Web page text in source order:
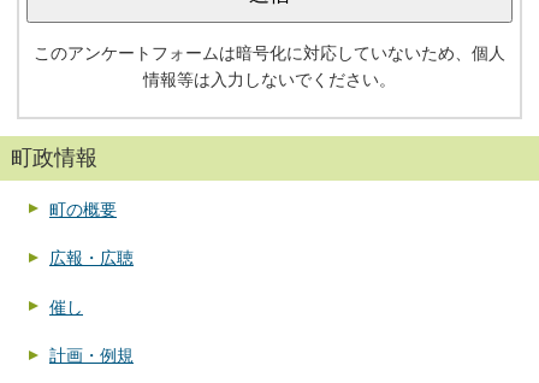
このアンケートフォームは暗号化に対応していないため、個人
情報等は入力しないでください。
町政情報
町の概要
広報・広聴
催し
計画・例規